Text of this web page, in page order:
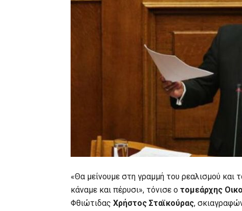
«Θα μείνουμε στη γραμμή του ρεαλισμού
κάναμε και πέρυσι», τόνισε ο τομεάρχης
Φθιώτιδας Χρήστος Σταϊκούρας,